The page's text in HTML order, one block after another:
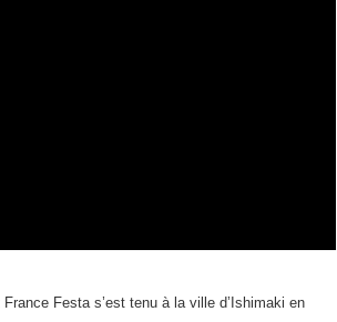
Festa s’est tenu à la ville d’Ishimaki en